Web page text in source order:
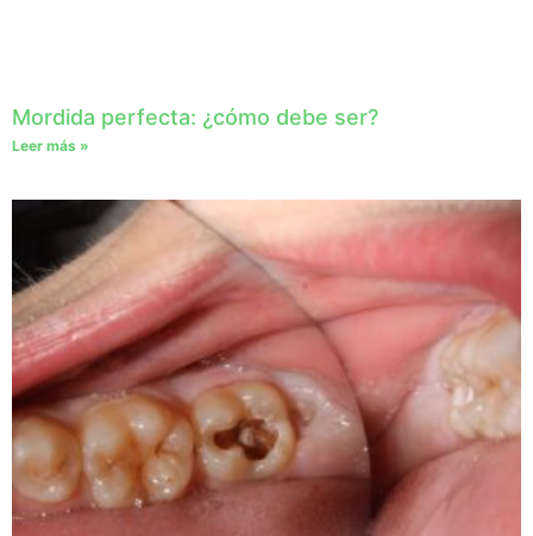
Mordida perfecta: ¿cómo debe ser?
Leer más »